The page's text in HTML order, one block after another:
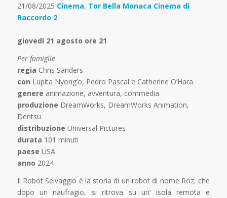
21/08/2025 Cinema, Tor Bella Monaca Cinema di
Raccordo 2
giovedì 21 agosto ore 21
Per famiglie
regia Chris Sanders
con Lupita Nyong’o, Pedro Pascal e Catherine O’Hara
genere animazione, avventura, commedia
produzione DreamWorks, DreamWorks Animation,
Dentsu
distribuzione Universal Pictures
durata 101 minuti
paese USA
anno 2024
Il Robot Selvaggio è la storia di un robot di nome Roz, che
dopo un naufragio, si ritrova su un’ isola remota e